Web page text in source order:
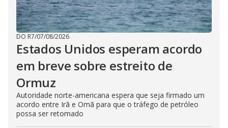
DO R7/07/08/2026
Estados Unidos esperam acordo
em breve sobre estreito de
Ormuz
Autoridade norte-americana espera que seja firmado um
acordo entre Irã e Omã para que o tráfego de petróleo
possa ser retomado